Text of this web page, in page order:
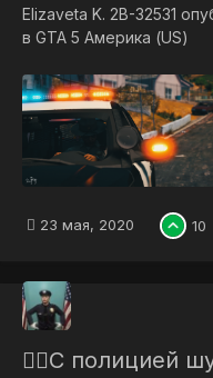
Elizaveta K. 2B-32531
в GTA 5 Америка (US)
23 мая, 2020 10
👮‍♂️​​​​​​​С полицией